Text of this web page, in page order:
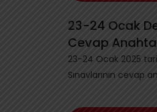
23-24 Ocak
Cevap
23-24 Ocak 2025
Sınavlarının cevap